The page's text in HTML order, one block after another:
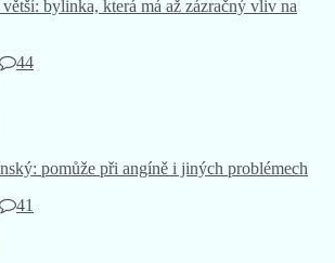
bylinka, která má až zázračný vliv na
44
pomůže při angíně i jiných problémech
41